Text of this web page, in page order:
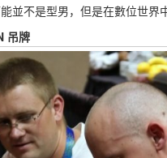
並不是型男，但是在數位世界
吊牌